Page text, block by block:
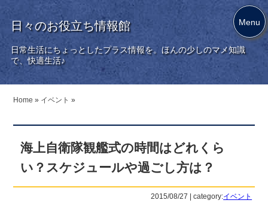
日々のお役立ち情報館
日常生活にちょっとしたプラス情報を。ほんの少しのマメ知識
で、快適生活♪
Home » イベント »
海上自衛隊観艦式の時間はどれくら
い？スケジュールや過ごし方は？
2015/08/27 | category:イベント
Menu